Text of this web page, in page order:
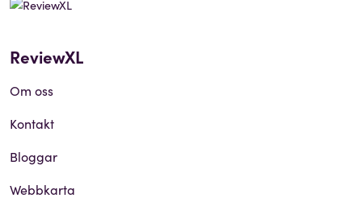
ReviewXL
Om oss
Kontakt
Bloggar
Webbkarta